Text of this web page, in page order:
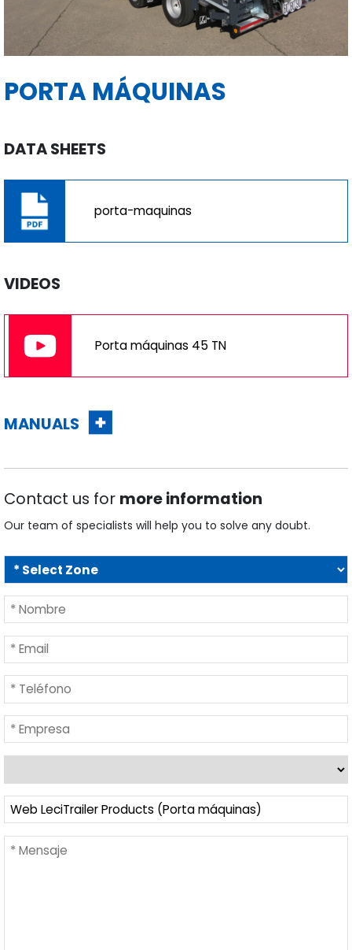
PORTA MÁQUINAS
DATA SHEETS
porta-maquinas
VIDEOS
Porta máquinas 45 TN
MANUALS
Contact us for more information
Our team of specialists will help you to solve any doubt.